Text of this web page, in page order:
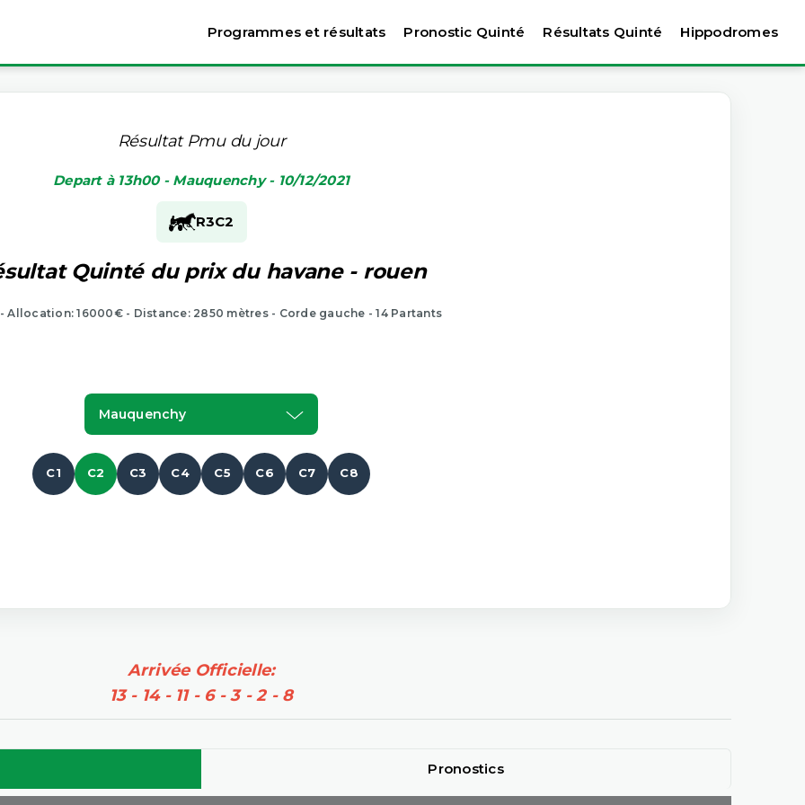
Programmes et résultats Pronostic Quinté Résultats Quinté Hippodromes
Résultat Pmu du jour
Depart à 13h00 - Mauquenchy - 10/12/2021
R3C2
Quinté du prix du havane - rouen
Allocation: 16000€ - Distance: 2850 mètres - Corde gauche - 14 Partants
Mauquenchy
C1 C2 C3 C4 C5 C6 C7 C8
Arrivée Officielle:
13 - 14 - 11 - 6 - 3 - 2 - 8
Pronostics